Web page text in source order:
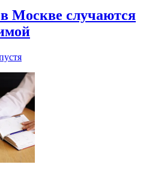
Москве случаются